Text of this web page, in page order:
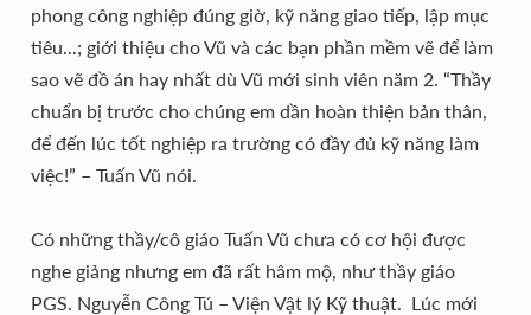
phong công nghiệp đúng giờ, kỹ năng giao tiếp, lập mục
tiêu...; giới thiệu cho Vũ và các bạn phần mềm vẽ để làm
sao vẽ đồ án hay nhất dù Vũ mới sinh viên năm 2. “Thầy
chuẩn bị trước cho chúng em dần hoàn thiện bản thân,
để đến lúc tốt nghiệp ra trường có đầy đủ kỹ năng làm
việc!” – Tuấn Vũ nói.
Có những thầy/cô giáo Tuấn Vũ chưa có cơ hội được
nghe giảng nhưng em đã rất hâm mộ, như thầy giáo
PGS. Nguyễn Công Tú – Viện Vật lý Kỹ thuật. Lúc mới